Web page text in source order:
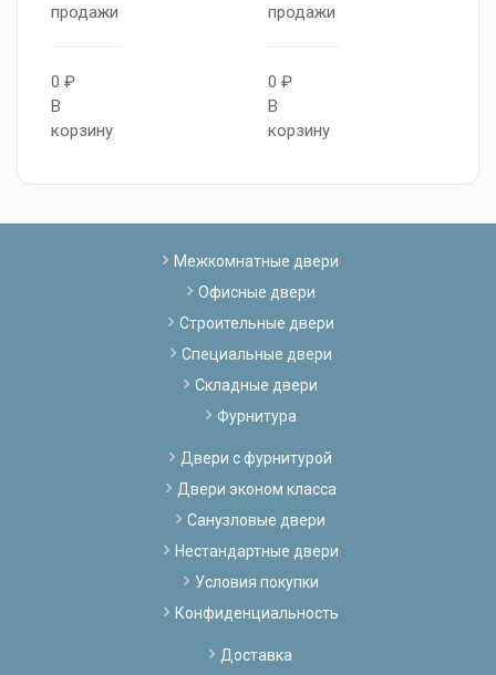
продажи
0 ₽
В
корзину
продажи
0 ₽
В
корзину
Межкомнатные двери
Офисные двери
Строительные двери
Специальные двери
Складные двери
Фурнитура
Двери с фурнитурой
Двери эконом класса
Санузловые двери
Нестандартные двери
Условия покупки
Конфиденциальность
Доставка